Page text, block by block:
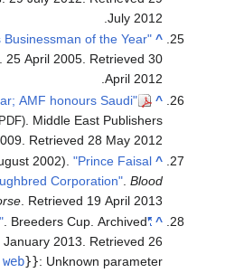
Salman is Businessman of the Year
Business. 25 April 2005. Retrieved
of the year; AMF honours Saudi
Faisal" (PDF). Middle East
2009. Retrieved28 May
(1 August 2002)."Prince Faisal
Thoroughbred Corporation"
Horse. Retrieved19 April
.
. Breeders Cup. Archived
on 18 January 2013. Retrieved
. {{cite web}}:Unknown